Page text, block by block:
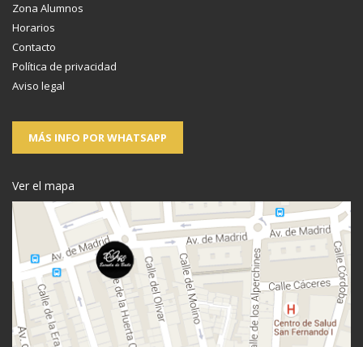
Zona Alumnos
Horarios
Contacto
Política de privacidad
Aviso legal
MÁS INFO POR WHATSAPP
Ver el mapa